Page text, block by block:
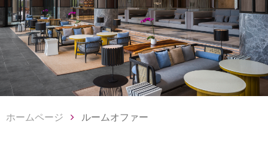
ホームページ ルームオファー